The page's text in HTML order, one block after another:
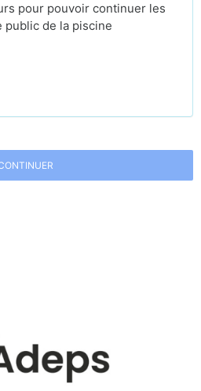
pour pouvoir continuer les
public de la piscine